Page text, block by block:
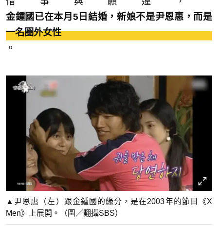
金鍾國已在本月5日結婚，新娘不是尹恩惠，而是
一名圈外女性
。
▲尹恩惠（左）跟金鍾國的緣分，是在2003年的節目《X
Men》上展開。（圖／翻攝SBS）